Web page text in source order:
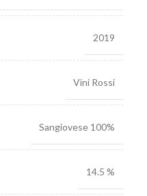
2019
Vini Rossi
Sangiovese 100%
14.5 %